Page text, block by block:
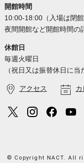
開館時間
10:00-18:00（入場は閉館
夜間開館など開館時間の
休館日
毎週火曜日
（祝日又は振替休日に
アクセス
© Copyright NACT. All